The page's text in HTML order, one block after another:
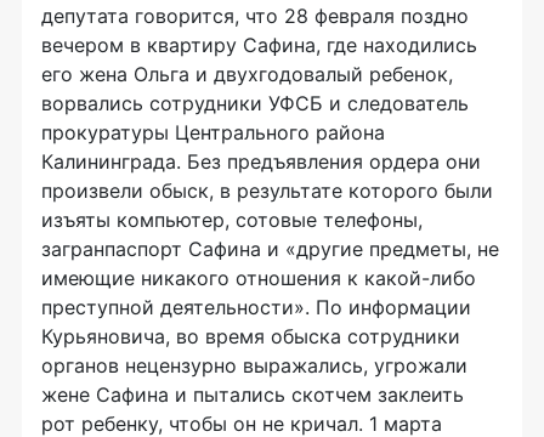
депутата говорится, что 28 февраля поздно
вечером в квартиру Сафина, где находились
его жена Ольга и двухгодовалый ребенок,
ворвались сотрудники УФСБ и следователь
прокуратуры Центрального района
Калининграда. Без предъявления ордера они
произвели обыск, в результате которого были
изъяты компьютер, сотовые телефоны,
загранпаспорт Сафина и «другие предметы, не
имеющие никакого отношения к какой-либо
преступной деятельности». По информации
Курьяновича, во время обыска сотрудники
органов нецензурно выражались, угрожали
жене Сафина и пытались скотчем заклеить
рот ребенку, чтобы он не кричал. 1 марта